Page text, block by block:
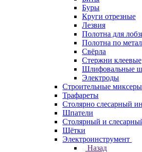
Буры
Круги отрезные
Лезвия
Полотна для
Полотна по
Свёрла
Стержни клеевые
Шлифовальные
Электроды
Строительные миксеры
Трафареты
Столярно слесарный
Шпатели
Столярный и
Щётки
Электроинструмент
Назад